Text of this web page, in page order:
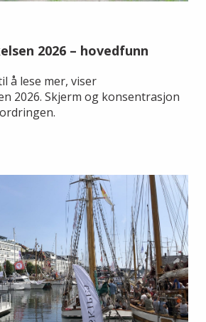
2026 – hovedfunn
å lese mer, viser
2026. Skjerm og konsentrasjon